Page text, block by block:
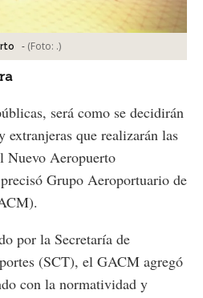
- (Foto: .)
será como se decidirán
extranjeras que realizarán las
Nuevo Aeropuerto
Grupo Aeroportuario de
por la Secretaría de
(SCT), el GACM agregó
con la normatividad y